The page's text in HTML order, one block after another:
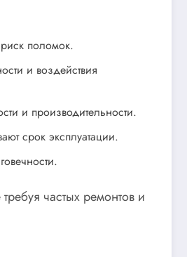
поломок.
и воздействия
и производительности.
срок эксплуатации.
частых ремонтов и